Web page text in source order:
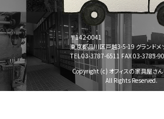
〒142-0041
東京都品川区戸越3-5-19 グランドメ
TEL 03-3787-6511 FAX 03-3783-
Copyright (c) オフィスの家具屋さん
All Rights Reserved.